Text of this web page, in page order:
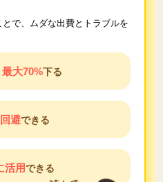
で、ムダな出費とトラブルを
最大70%下る
避できる
活用できる